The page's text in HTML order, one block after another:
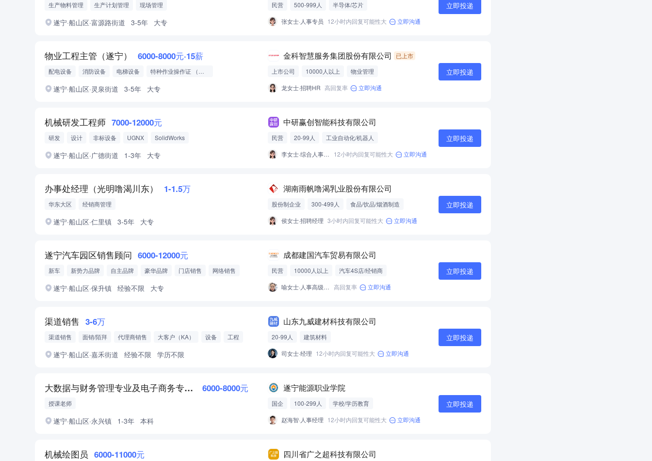
生产物料管理 生产计划管理 现场管理
遂宁·船山区·富源路街道 3-5年 大专
民营
500-999人
半导体/芯片
张女士·人事专员 12小时内回复可能性大 立即沟通
立即投递
物业工程主管（遂宁） 6000-8000元·15薪
配电设备 消防设备 电梯设备
特种作业操作证 （低压电工）
遂宁·船山区·灵泉街道 3-5年 大专
金科智慧服务集团股份有限公司
已上市
上市公司
10000人以上
物业管理
龙女士·招聘HR 高回复率 立即沟通
立即投递
机械研发工程师 7000-12000元
研发 设计 非标设备 UGNX SolidWorks
遂宁·船山区·广德街道 1-3年 大专
中研赢创智能科技有限公司
民营 20-99人
工业自动化/机器人
李女士·综合人事主管
12小时内回复可能性大 立即沟通
立即投递
办事处经理（光明噜渴川东） 1-1.5万
华东大区 经销商管理
遂宁·船山区·仁里镇 3-5年 大专
湖南雨帆噜渴乳业股份有限公司
股份制企业 300-499人
食品/饮品/烟酒制造
侯女士·招聘经理 3小时内回复可能性大 立即沟通
立即投递
遂宁汽车园区销售顾问 6000-12000元
新车 新势力品牌 自主品牌 豪华品牌 门店销售
网络销售
遂宁·船山区·保升镇 经验不限 大专
成都建国汽车贸易有限公司
民营 10000人以上
汽车4S店/经销商
喻女士·人事高级经理 高回复率 立即沟通
立即投递
渠道销售 3-6万
渠道销售 面销/陌拜 代理商销售 大客户（KA） 设备 工程
遂宁·船山区·嘉禾街道 经验不限 学历不限
山东九威建材科技有限公司
20-99人
建筑材料
司女士·经理 12小时内回复可能性大 立即沟通
立即投递
大数据与财务管理专业及电子商务专业教师 6000-8000元
授课老师
遂宁·船山区·永兴镇 1-3年 本科
遂宁能源职业学院
国企 100-299人
学校/学历教育
赵海智·人事经理 12小时内回复可能性大 立即沟通
立即投递
机械绘图员 6000-11000元 四川省广之超科技有限公司